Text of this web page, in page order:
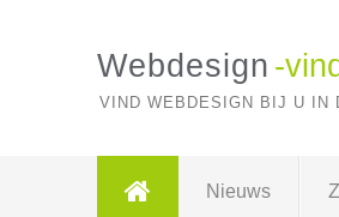
Webdesign -
VIND WEBDESIGN BIJ U IN
Nieuws